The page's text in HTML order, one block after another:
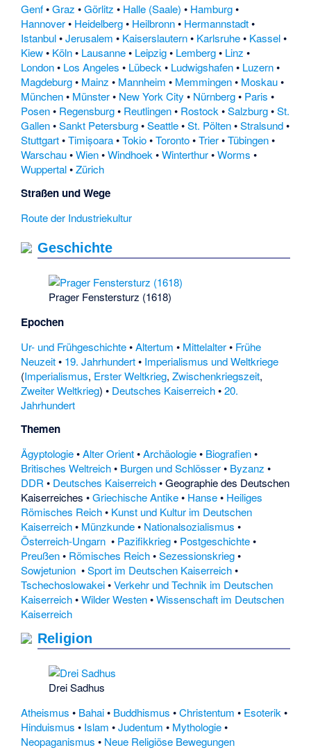
Genf•Graz •Görlitz • Halle (Saale) • Hamburg•
Hannover• Heidelberg• Heilbronn• Hermannstadt•
Istanbul•Jerusalem • Kaiserslautern• Karlsruhe• Kassel•
Kiew• Köln• Lausanne• Leipzig• Lemberg• Linz •
London• Los Angeles • Lübeck • Ludwigshafen• Luzern•
Magdeburg• Mainz • Mannheim • Memmingen• Moskau•
München• Münster• New York City • Nürnberg• Paris •
Posen• Regensburg• Reutlingen• Rostock •Salzburg•St.
Gallen•Sankt Petersburg•Seattle•St. Pölten•Stralsund•
Stuttgart•Timișoara•Tokio•Toronto•Trier•Tübingen•
Warschau•Wien•Windhoek •Winterthur•Worms •
Wuppertal•Zürich
Straßen und Wege
Route der Industriekultur
Geschichte
Prager Fenstersturz (1618)
Epochen
Ur- und Frühgeschichte•Altertum • Mittelalter• Frühe
Neuzeit• 19. Jahrhundert• Imperialismus und Weltkriege
(Imperialismus, Erster Weltkrieg,Zwischenkriegszeit,
Zweiter Weltkrieg) • Deutsches Kaiserreich•20.
Jahrhundert
Themen
Ägyptologie•Alter Orient•Archäologie• Biografien•
Britisches Weltreich• Burgen und Schlösser• Byzanz •
DDR • Deutsches Kaiserreich•Geographie des Deutschen
Kaiserreiches •Griechische Antike• Hanse• Heiliges
Römisches Reich• Kunst und Kultur im Deutschen
Kaiserreich• Münzkunde• Nationalsozialismus •
Österreich-Ungarn • Pazifikkrieg• Postgeschichte•
Preußen• Römisches Reich•Sezessionskrieg•
Sowjetunion •Sport im Deutschen Kaiserreich•
Tschechoslowakei•Verkehr und Technik im Deutschen
Kaiserreich•Wilder Westen•Wissenschaft im Deutschen
Kaiserreich
Religion
Drei Sadhus
Atheismus • Bahai• Buddhismus •Christentum • Esoterik •
Hinduismus • Islam •Judentum • Mythologie•
Neopaganismus • Neue Religiöse Bewegungen